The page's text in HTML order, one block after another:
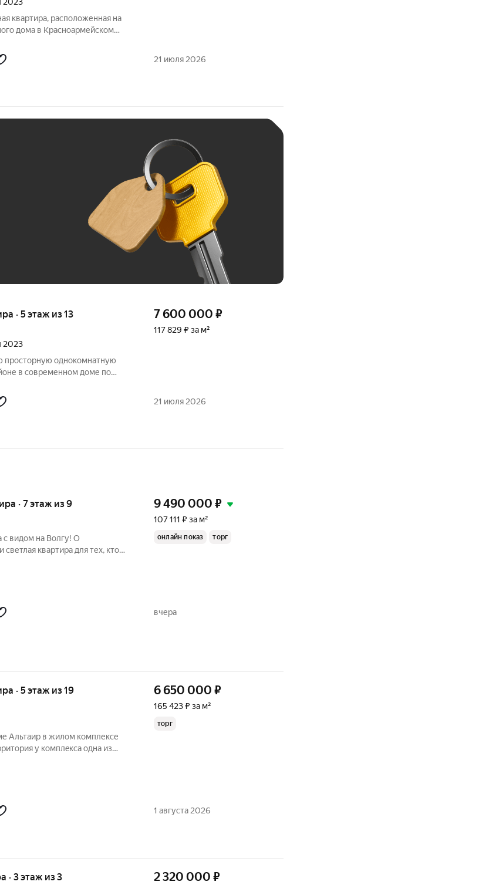
квартира, расположенная на
дома в Красноармейском
максимум простора и
21 июля 2026
· 5 этаж из 13
2023
однокомнатную
в современном доме по
7 600 000 ₽
117 829 ₽ за м²
21 июля 2026
· 7 этаж из 9
с видом на Волгу! О
квартира для тех, кто
премиальных
9 490 000 ₽
107 111 ₽ за м²
онлайн показ торг
вчера
· 5 этаж из 19
Альтaир в жилoм комплексе
Для автомoбилeй помимo
6 650 000 ₽
165 423 ₽ за м²
торг
1 августа 2026
· 3 этаж из 3 2 320 000 ₽